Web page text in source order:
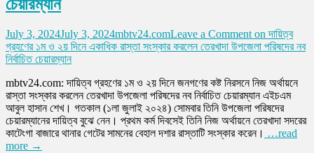
চেয়ারম্যান
July 3, 2024July 3, 2024mbtv24.comLeave a Comment on দায়িত্ব
গ্রহণের ১ম ও ২য় দিনে একাধিক রাস্তা সংস্কার করলেন তেরখাদা উপজেলা পরিষদের নব
নির্বাচিত চেয়ারম্যান
mbtv24.com: দায়িত্ব গ্রহণের ১ম ও ২য় দিনে জনগণের কষ্ট নিরসনে নিজ অর্থায়নে
রাস্তা সংস্কার করলেন তেরখাদা উপজেলা পরিষদের নব নির্বাচিত চেয়ারম্যান এইচএম
আবুল হাসান শেখ। গতকাল (১লা জুলাই ২০২৪) সোমবার তিনি উপজেলা পরিষদের
চেয়ারম্যানের দায়িত্ব বুঝে নেন। প্রথম কর্ম দিবসেই তিনি নিজ অর্থায়নে তেরখাদা সদরের
কাটেংগা বাজারে থানার গেটের সামনের বেহাল দশার রাস্তাটি সংস্কার করেন। …read
more →